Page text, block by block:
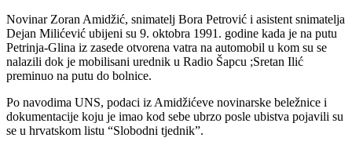
Novinar Zoran Amidžić, snimatelj Bora Petrović i asistent snimatelja
Dejan Milićević ubijeni su 9. oktobra 1991. godine kada je na putu
Petrinja-Glina iz zasede otvorena vatra na automobil u kom su se
nalazili dok je mobilisani urednik u Radio Šapcu ;Sretan Ilić
preminuo na putu do bolnice.
Po navodima UNS, podaci iz Amidžićeve novinarske beležnice i
dokumentacije koju je imao kod sebe ubrzo posle ubistva pojavili su
se u hrvatskom listu “Slobodni tjednik”.